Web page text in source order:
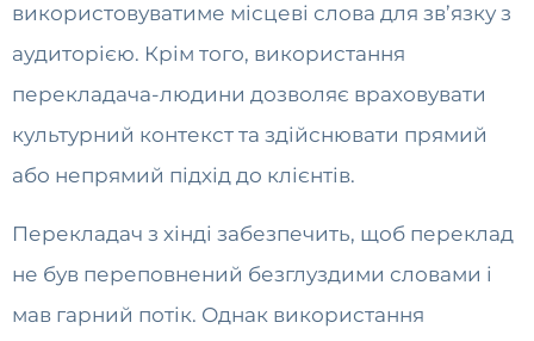
використовуватиме місцеві слова для зв’язку з
аудиторією. Крім того, використання
перекладача-людини дозволяє враховувати
культурний контекст та здійснювати прямий
або непрямий підхід до клієнтів.
Перекладач з хінді забезпечить, щоб переклад
не був переповнений безглуздими словами і
мав гарний потік. Однак використання